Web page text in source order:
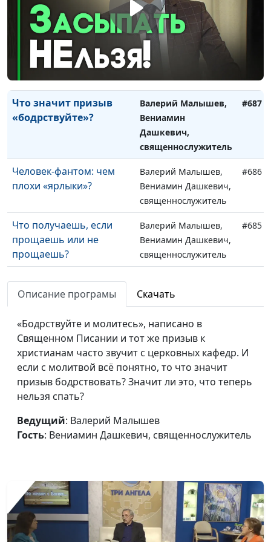
и вера в Бога
Вениамин Дашкевич,
священнослужитель
Самая сильная
христианская
мотивация
Валерий Малышев,
Вениамин Дашкевич,
священнослужитель
Что значит призыв
«бодрствуйте»?
Валерий Малышев,
Вениамин
Дашкевич,
священнослужитель
#687
Человек-фантом: чем
плохи «ярлыки»?
Валерий Малышев,
Вениамин Дашкевич,
священнослужитель
#686
Что получаешь, если
прощаешь или не
прощаешь?
Валерий Малышев,
Вениамин Дашкевич,
священнослужитель
#685
Зачем любить врагов и
как этому научиться?
Вениамин Дашкевич,
священнослужитель
Отношения с Богом:
любить или бояться?
Вениамин Дашкевич,
священнослужитель
Любовь человеческая и
любовь Божья
Валерий Малышев,
#682
Если Евангелие
Игорь Кириченко,
кандидат
исторических наук,
проректор ЗАУ по
научной работе
#681
Описание програмы Скачать
«Бодрствуйте и молитесь», написано в
Священном Писании и тот же призыв к
христианам часто звучит с церковных кафедр. И
если с молитвой всё понятно, то что значит
призыв бодрствовать? Значит ли это, что теперь
нельзя спать?
Ведущий: Валерий Малышев
Гость: Вениамин Дашкевич, священнослужитель